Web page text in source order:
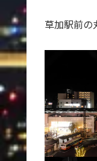
草加駅前の